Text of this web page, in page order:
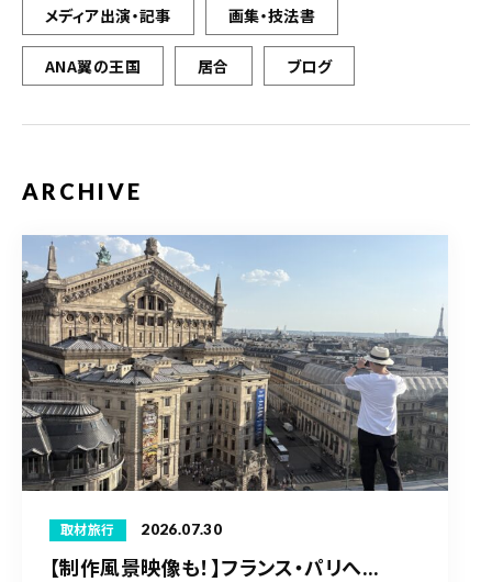
メディア出演・記事 画集・技法書
ANA翼の王国 居合 ブログ
ARCHIVE
取材旅行 2026.07.30
【制作風景映像も！】フランス・パリへ...